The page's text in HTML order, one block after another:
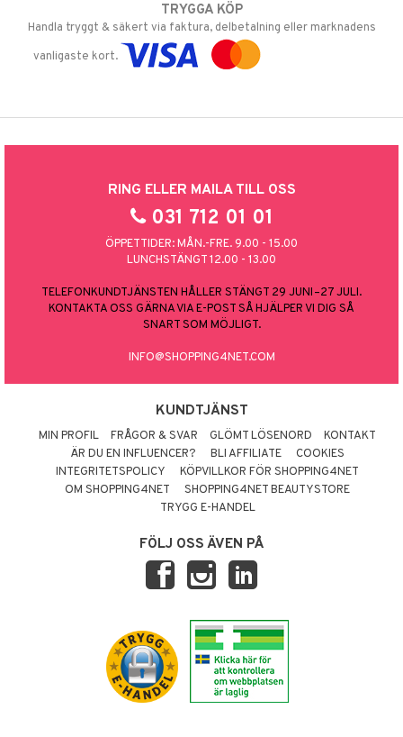
TRYGGA KÖP
Handla tryggt & säkert via faktura, delbetalning eller marknadens
vanligaste kort.
RING ELLER MAILA TILL OSS
031 712 01 01
ÖPPETTIDER: MÅN.-FRE. 9.00 - 15.00
LUNCHSTÄNGT 12.00 - 13.00
TELEFONKUNDTJÄNSTEN HÅLLER STÄNGT 29 JUNI–27 JULI.
KONTAKTA OSS GÄRNA VIA E-POST SÅ HJÄLPER VI DIG SÅ
SNART SOM MÖJLIGT.
INFO@SHOPPING4NET.COM
KUNDTJÄNST
MIN PROFIL FRÅGOR & SVAR GLÖMT LÖSENORD
KONTAKT
ÄR DU EN INFLUENCER?
BLI AFFILIATE
COOKIES
INTEGRITETSPOLICY
KÖPVILLKOR FÖR SHOPPING4NET
OM SHOPPING4NET
SHOPPING4NET BEAUTYSTORE
TRYGG E-HANDEL
FÖLJ OSS ÄVEN PÅ